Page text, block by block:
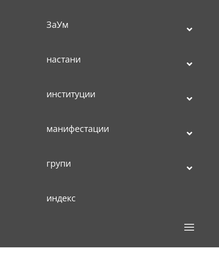
ЗаУм
настани
институции
манифестации
групи
индекс